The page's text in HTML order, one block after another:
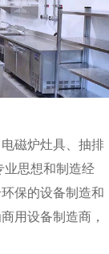
磁炉灶具、抽排
业思想和制造经
保的设备制造和
用设备制造商，